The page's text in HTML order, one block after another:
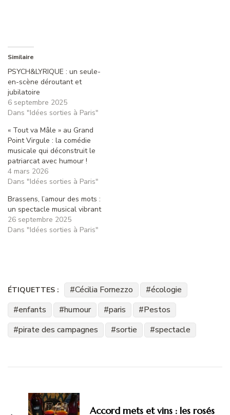
Similaire
PSYCH&LYRIQUE : un seule-
en-scène déroutant et
jubilatoire
6 septembre 2025
Dans "Idées sorties à Paris"
« Tout va Mâle » au Grand
Point Virgule : la comédie
musicale qui déconstruit le
patriarcat avec humour !
4 mars 2026
Dans "Idées sorties à Paris"
Brassens, l’amour des mots :
un spectacle musical vibrant
26 septembre 2025
Dans "Idées sorties à Paris"
ÉTIQUETTES : Cécilia Fornezzo
écologie
enfants
humour paris
Pestos
pirate des campagnes
sortie spectacle
d'article
Accord mets et vins : les rosés